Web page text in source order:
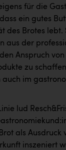
für die
ein gutes
des Brotes lebt.
aus der
Anspruch von
zu
im
lud
als Ausdruck
inszeniert